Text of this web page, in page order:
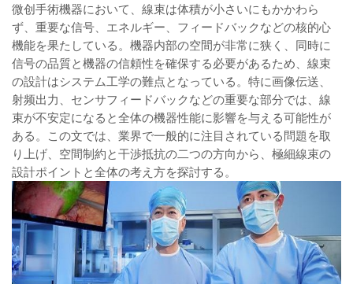
微创手術機器において、線束は体積が小さいにもかかわら
ず、重要な信号、エネルギー、フィードバックなどの核的心
機能を果たしている。機器内部の空間が非常に狭く、同時に
信号の品質と機器の信頼性を確保する必要があるため、線束
の設計はシステム工学の難点となっている。特に画像伝送、
射频出力、センサフィードバックなどの重要な部分では、線
束が不安定になると全体の機器性能に影響を与える可能性が
ある。この文では、業界で一般的に注目されている問題を取
り上げ、空間制約と干渉抵抗の二つの方向から、極細線束の
設計ポイントと全体の考え方を探討する。